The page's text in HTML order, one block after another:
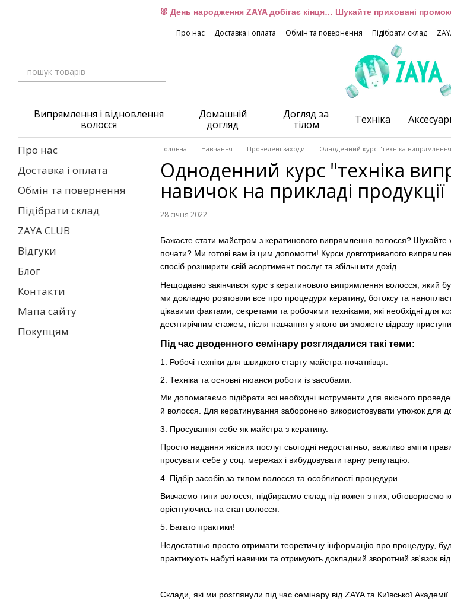
🐰 День народження ZAYA добігає кінця… Шукайте приховані
Про нас Доставка і оплата Обмін та повернення Підібрати склад
Випрямлення і відновлення
волосся
Домашній
догляд
Догляд за
тілом
Техніка
Головна Навчання Проведені заходи Одноденний курс "техніка
Одноденний курс "техніка
навичок на прикладі
28 січня 2022
Бажаєте стати майстром з кератинового випрямлення волосся? Шукайте
почати? Ми готові вам із цим допомогти! Курси довготривалого
спосіб розширити свій асортимент послуг та збільшити дохід.
Нещодавно закінчився курс з кератинового випрямлення волосся, який
ми докладно розповіли все про процедури кератину, ботоксу та
цікавими фактами, секретами та робочими техніками, які необхідні для
десятирічним стажем, після навчання у якого ви зможете відразу
Під час дводенного семінару розглядалися такі теми:
1. Робочі техніки для швидкого старту майстра-початківця.
2. Техніка та основні нюанси роботи із засобами.
Ми допомагаємо підібрати всі необхідні інструменти для якісного
й волосся. Для кератинування заборонено використовувати утюжок для
3. Просування себе як майстра з кератину.
Просто надання якісних послуг сьогодні недостатньо, важливо вміти
просувати себе у соц. мережах і вибудовувати гарну репутацію.
4. Підбір засобів за типом волосся та особливості процедури.
Вивчаємо типи волосся, підбираємо склад під кожен з них, обговорюємо
орієнтуючись на стан волосся.
5. Багато практики!
Недостатньо просто отримати теоретичну інформацію про процедуру,
практикують набуті навички та отримують докладний зворотний зв'язок
Склади, які ми розглянули під час семінару від ZAYAта Київської
Про нас
Доставка і оплата
Обмін та повернення
Підібрати склад
ZAYA CLUB
Відгуки
Блог
Контакти
Мапа сайту
Покупцям